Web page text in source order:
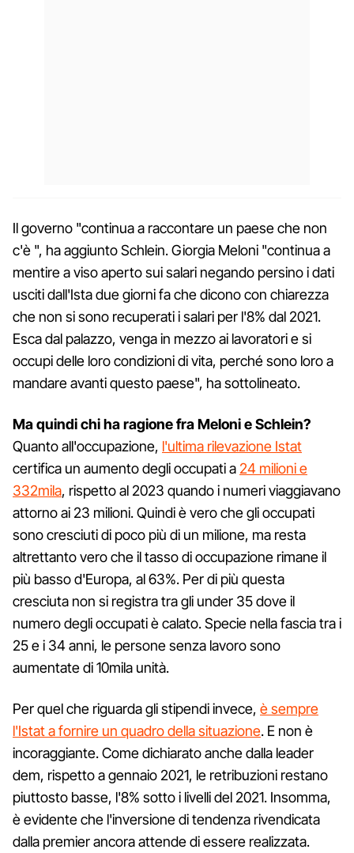
Il governo "continua a raccontare un paese che non
c'è ", ha aggiunto Schlein. Giorgia Meloni "continua a
mentire a viso aperto sui salari negando persino i dati
usciti dall'Ista due giorni fa che dicono con chiarezza
che non si sono recuperati i salari per l'8% dal 2021.
Esca dal palazzo, venga in mezzo ai lavoratori e si
occupi delle loro condizioni di vita, perché sono loro a
mandare avanti questo paese", ha sottolineato.
Ma quindi chi ha ragione fra Meloni e Schlein?
Quanto all'occupazione, l'ultima rilevazione Istat
certifica un aumento degli occupati a 24 milioni e
332mila, rispetto al 2023 quando i numeri viaggiavano
attorno ai 23 milioni. Quindi è vero che gli occupati
sono cresciuti di poco più di un milione, ma resta
altrettanto vero che il tasso di occupazione rimane il
più basso d'Europa, al 63%. Per di più questa
cresciuta non si registra tra gli under 35 dove il
numero degli occupati è calato. Specie nella fascia tra i
25 e i 34 anni, le persone senza lavoro sono
aumentate di 10mila unità.
Per quel che riguarda gli stipendi invece, è sempre
l'Istat a fornire un quadro della situazione. E non è
incoraggiante. Come dichiarato anche dalla leader
dem, rispetto a gennaio 2021, le retribuzioni restano
piuttosto basse, l'8% sotto i livelli del 2021. Insomma,
è evidente che l'inversione di tendenza rivendicata
dalla premier ancora attende di essere realizzata.